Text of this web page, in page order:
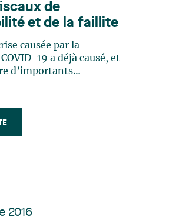
de
et de la faillite
causée par la
19 a déjà causé, et
d’importants
menacent leur
devront se
d’éviter la faillite soit
2016